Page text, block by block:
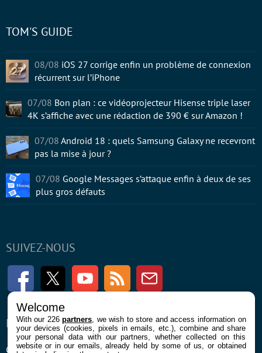
SUIVEZ-NOUS
FacebookTwitter Youtube RSS Newsletter
ENTREPRISE
Confidentialité et Cookies
À PROPOS
Contact
TOM'S GUIDE
08/08 iOS 27 corrige enfin un problème de connexion
récurrent sur l’iPhone
07/08 Bon plan : ce vidéoprojecteur Hisense triple laser
4K s’affiche avec une rédaction de 390 € sur Amazon !
07/08 Android 18 : quels Samsung Galaxy ne recevront
pas la mise à jour ?
07/08 Google Messages s’attaque enfin à deux de ses
plus gros défauts
Welcome
With our 226partners , we wish to store and access information on
your devices (cookies, pixels in emails, etc.), combine and share
your personal data with our partners, whether collected on this
website or in our emails, already held by some of us, or obtained